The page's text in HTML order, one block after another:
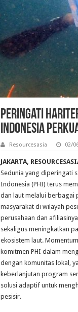
Peringati
Indonesia
Resourcesasia 02/
JAKARTA,
Sedunia yang diperingati
Indonesia (PHI) terus
dan laut melalui berbagai
masyarakat di wilayah
perusahaan dan
sekaligus meningkatkan
ekosistem laut.
komitmen PHI dalam
dengan komunitas lokal,
keberlanjutan program
solusi adaptif untuk
pesisir.